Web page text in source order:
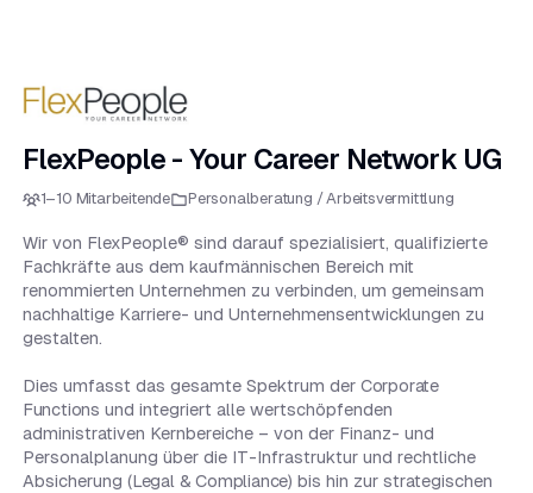
FlexPeople - Your Career Network UG
1–10 Mitarbeitende Personalberatung / Arbeitsvermittlung
Wir von FlexPeople® sind darauf spezialisiert, qualifizierte
Fachkräfte aus dem kaufmännischen Bereich mit
renommierten Unternehmen zu verbinden, um gemeinsam
nachhaltige Karriere- und Unternehmensentwicklungen zu
gestalten.
Dies umfasst das gesamte Spektrum der Corporate
Functions und integriert alle wertschöpfenden
administrativen Kernbereiche – von der Finanz- und
Personalplanung über die IT-Infrastruktur und rechtliche
Absicherung (Legal & Compliance) bis hin zur strategischen